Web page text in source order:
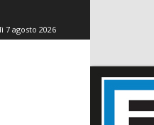
7 agosto 2026